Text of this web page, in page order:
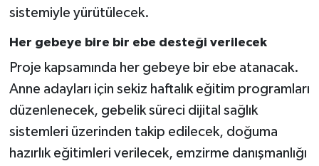
sistemiyle yürütülecek.
Her gebeye bire bir ebe desteği verilecek
Proje kapsamında her gebeye bir ebe atanacak.
Anne adayları için sekiz haftalık eğitim programları
düzenlenecek, gebelik süreci dijital sağlık
sistemleri üzerinden takip edilecek, doğuma
hazırlık eğitimleri verilecek, emzirme danışmanlığı